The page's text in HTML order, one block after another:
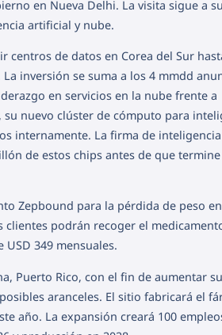
en Nueva Delhi. La visita sigue a su
artificial y nube.
centros de datos en Corea del Sur
inversión se suma a los 4 mmdd
en servicios en la nube frente a
nuevo clúster de cómputo para
internamente. La firma de inteligencia
de estos chips antes de que
Zepbound para la pérdida de peso
clientes podrán recoger el
349 mensuales.
Puerto Rico, con el fin de aumentar su
aranceles. El sitio fabricará el
año. La expansión creará 100